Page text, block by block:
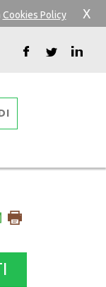
Cookies Policy X